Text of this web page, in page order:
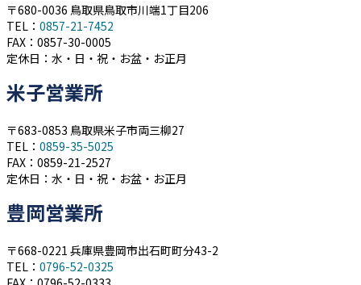
〒680-0036 鳥取県鳥取市川端1丁目206
TEL： 0857-21-7452
FAX：0857-30-0005
定休日：水・日・祝・お盆・お正月
米子営業所
〒683-0853 鳥取県米子市両三柳27
TEL： 0859-35-5025
FAX：0859-21-2527
定休日：水・日・祝・お盆・お正月
豊岡営業所
〒668-0221 兵庫県豊岡市出石町町分43-2
TEL： 0796-52-0325